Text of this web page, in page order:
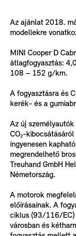
Az ajánlat 2018.
modellekre
MINI Cooper D
átlagfogyasztás:
108 – 152 g/km.
A fogyasztásra és
kerék- és a
Az új
CO₂-
ingyenesen
megrendelhető
Treuhand GmbH
Németország.
A motorok
előírásainak. A
ciklus (93/116/EC)
városban és